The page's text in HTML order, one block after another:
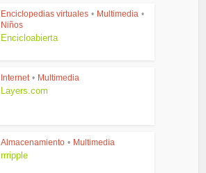
Enciclopedias virtuales • Multimedia •
Niños
Encicloabierta
Internet • Multimedia
Layers.com
Almacenamiento • Multimedia
rrripple